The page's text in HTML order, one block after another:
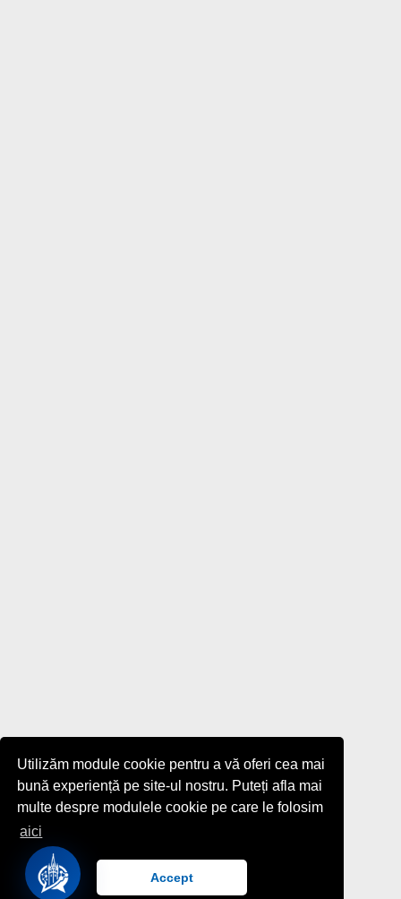
Utilizăm module cookie pentru a vă oferi cea mai
bună experiență pe site-ul nostru. Puteți afla mai
multe despre modulele cookie pe care le folosim
aici
Accept